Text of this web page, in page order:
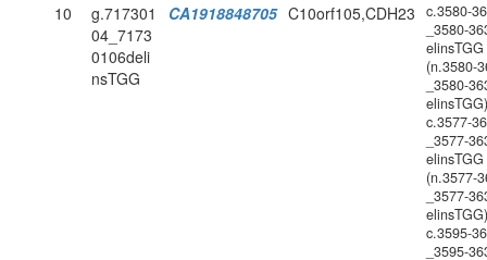
10
g.717301
04_7173
0106deli
nsTGG
CA1918848705 C10orf105,CDH23
c.3580-
_3580-
elinsTGG
(n.3580-
_3580-
elinsTGG)
c.3577-
_3577-
elinsTGG
(n.3577-
_3577-
elinsTGG)
c.3595-
_3595-